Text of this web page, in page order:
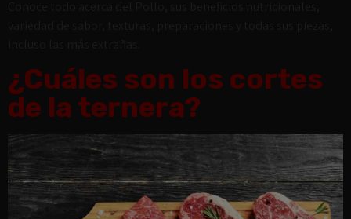
¿Cuáles son los cortes
de la ternera?